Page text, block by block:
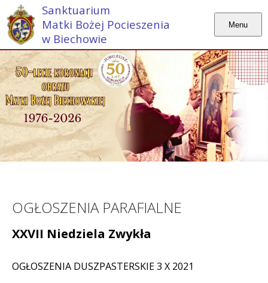
Sanktuarium
Matki Bożej Pocieszenia
w Biechowie
Menu
OGŁOSZENIA PARAFIALNE
XXVII Niedziela Zwykła
OGŁOSZENIA DUSZPASTERSKIE 3 X 2021